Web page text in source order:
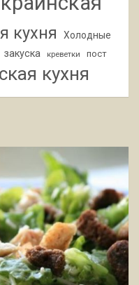
кухня
Холодные
закуска креветки пост
кухня